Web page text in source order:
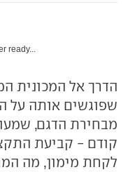
ready...
הדרך אל המכונית
שפוגשים אותה על
מבחירת הדגם,
קודם - קביעת
לקחת מימון, מה